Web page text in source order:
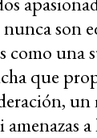
nunca son
como una
que